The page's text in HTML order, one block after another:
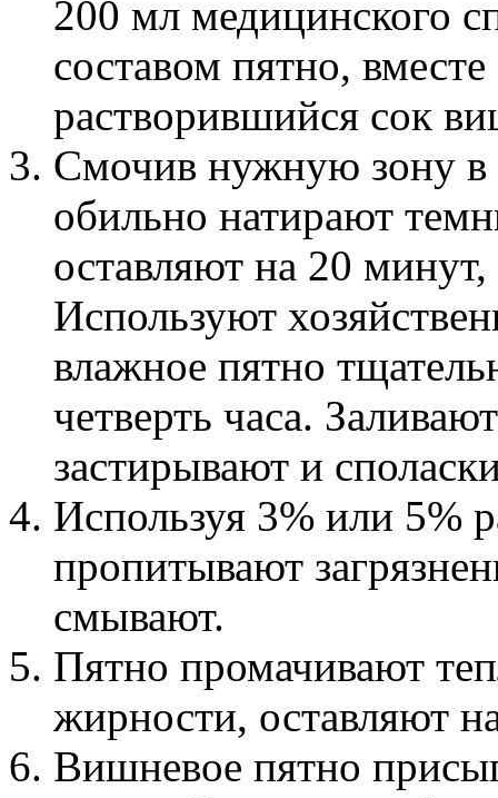
200 мл медицинского
составом пятно,
растворившийся сок
Смочив нужную зону в
обильно натирают
оставляют на 20
Используют
влажное пятно
четверть часа.
застирывают и
Используя 3% или 5%
пропитывают
смывают.
Пятно промачивают
жирности, оставляют
Вишневое пятно